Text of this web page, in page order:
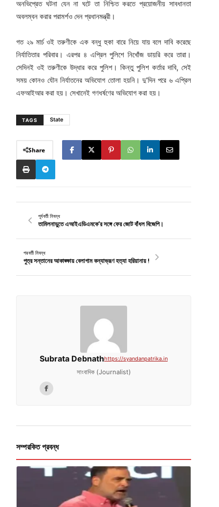
অনভিপ্রেত ঘটনা যেন না ঘটে তা নিশ্চিত করতে প্রয়োজনীয় সাবধানতা
অবলম্বন করার পরামর্শও দেন প্রধানমন্ত্রী।
গত ২৯ মার্চ ওই তরুণীকে এক বন্ধু হুকা বারে নিয়ে যায় বলে দাবি করেছে
নির্যাতিতার পরিবার। এরপর ৪ এপ্রিল পুলিশে নিখোঁজ ডায়রি করে তারা।
সেদিনই ওই তরুণীকে উদ্ধার করে পুলিশ। কিন্তু পুলিশ কর্তার দাবি, সেই
সময় কোনও যৌন নির্যাতনের অভিযোগ তোলা হয়নি। দু’দিন পরে ৬ এপ্রিল
এফআইআর করা হয়। সেখানেই গণধর্ষণের অভিযোগ করা হয়।
TAGS State
Share
পূর্ববর্তী নিবন্ধ
তামিলনাড়ুতে এআইএডিএমকে’র সঙ্গে ফের জোট বাঁধল বিজেপি।
পরবর্তী নিবন্ধ
পুত্র সন্তানের আকাঙ্ক্ষায় বেলাগাম কন্যাভ্রূণ হত্যা হরিয়ানায় !
Subrata Debnathhttps://syandanpatrika.in
সাংবাদিক (Journalist)
সম্পরকিত প্রবন্ধ